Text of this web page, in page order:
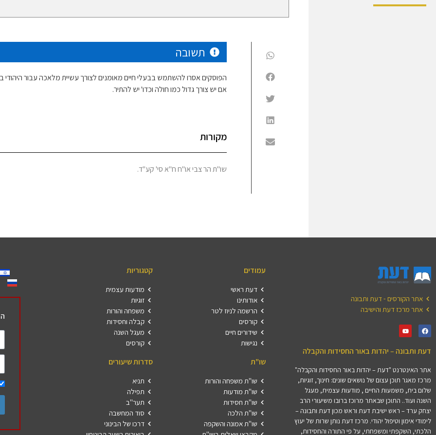
תשובה
הפוסקים אסרו להשתמש בבעלי חיים מאומנים לצורך עשיית מלאכה עבור
אם יש צורך גדול כמו חולה וכדו' יש להתיר.
מקורות
שו"ת הר צבי או"ח ח"א סי' קע"ד.
אתר הקורסים - דעת ותבונה
אתר מרכז דעת והישיבה
דעת ותבונה – יהדות באור החסידות והקבלה
אתר האינטרנט "דעת – יהדות באור החסידות והקבלה"
מרכז מאגר תוכן עצום של נושאים שונים: חינוך, זוגיות,
שלום בית, משמעות החיים , מודעות עצמית, מעגל
השנה ועוד.. התוכן שבאתר מרוכז ברובו משיעורי הרב
יצחק ערד – ראש ישיבת דעת וראש מכון דעת ותבונה –
לימודי אימון וטיפול יהודי. מרכז דעת נותן שרות של יעוץ
הלכתי, השקפתי ומשפחתי, על פי התורה והחסידות,
עמודים
דעת ראשי
אודותינו
הרשמה לניוז לטר
קורסים
שידורים חיים
נגישות
שו"ת
שו"ת משפחה והורות
שו"ת מודעות
שו"ת חסידות
שו"ת הלכה
שו"ת אמונה והשקפה
קטגוריות
מודעות עצמית
זוגיות
משפחה והורות
קבלה וחסידות
מעגל השנה
קורסים
סדרות שיעורים
תניא
תפילה
תער"ב
סוד המחשבה
דרכו של הבינוני